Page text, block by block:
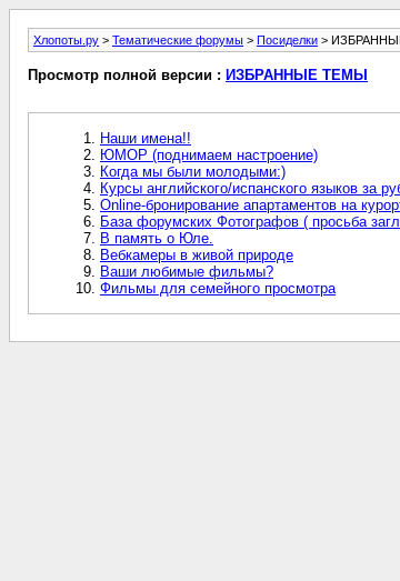
Хлопоты.ру > Тематические форумы > Посиделки >
Просмотр полной версии : ИЗБРАННЫЕ ТЕМЫ
Наши имена!!
ЮМОР (поднимаем настроение)
Когда мы были молодыми:)
Курсы английского/испанского языков за
Online-бронирование апартаментов на
База форумских Фотографов ( просьба
В память о Юле.
Вебкамеры в живой природе
Ваши любимые фильмы?
Фильмы для семейного просмотра